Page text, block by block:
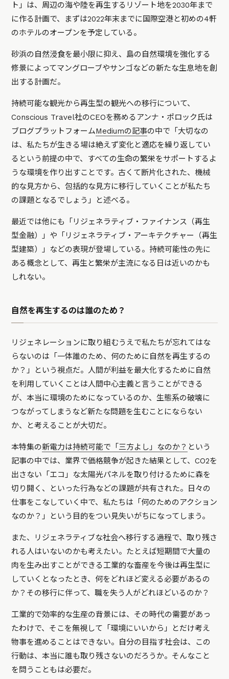
ト」は、周辺の海や陸を再生するリゾート地を2030年まで
に作る計画で、まずは2022年末までに国際空港と初めの4軒
のホテルのオープンを予定している。
砂浜の自然浸食を最小限に抑え、島の自然環境を強化する
修景によってマングローブやサンゴなどの新たな生息地を創
出する計画だ。
持続可能な観光から再生型の観光への移行について、
Conscious Travel社のCEOを務めるアンナ・ポロック氏は
ブログプラットフォームMediumの記事の中で「大切なの
は、私たちが生きる場は絶えず変化と適応を繰り返してい
るという前提の中で、すべての生命の繁栄をサポートするよ
うな環境を作り出すことです。古くて断片化された、機械
的な見方から、包括的な見方に移行していくことが私たち
の課題となるでしょう」と述べる。
最近では他にも「リジェネラティブ・ファイナンス（再生
型金融）」や「リジェネラティブ・アーキテクチャー（再生
型建築）」などの表現が登場している。持続可能性の先に
ある概念として、再生と繁栄が主流になる日は近いのかも
しれない。
自然を再生するのは誰のため？
リジェネレーションに取り組むうえで私たちが忘れてはな
らないのは「一体誰のため、何のために自然を再生するの
か？」という視点だ。人間が利益を最大化するために自然
を利用していくことは人間中心主義と言うことができる
が、本当に環境のためになっているのか、生態系の破壊に
つながってしまうなど新たな問題を生むことにならない
か、と考えることが大切だ。
本特集の新電力は持続可能で「三方よし」なのか？ という
記事の中では、業界で価格競争が起きた結果として、CO2を
出さない「エコ」な太陽光パネルを取り付けるために森を
切り開く、といった行為などの課題が共有された。日々の
仕事をこなしていく中で、私たちは「何のためのアクション
なのか？」という目的をつい見失いがちになってしまう。
また、リジェネラティブな社会へ移行する過程で、取り残さ
れる人はいないのかも考えたい。たとえば短期間で大量の
肉を生み出すことができる工業的な畜産を今後は再生型に
していくとなったとき、何をどれほど変える必要があるの
か？その移行に伴って、職を失う人がどれほどいるのか？
工業的で効率的な生産の背景には、その時代の需要があっ
たわけで、そこを無視して「環境にいいから」とだけ考え
物事を進めることはできない。自分の目指す社会は、この
行動は、本当に誰も取り残さないのだろうか。そんなこと
を問うこともは必要だ。